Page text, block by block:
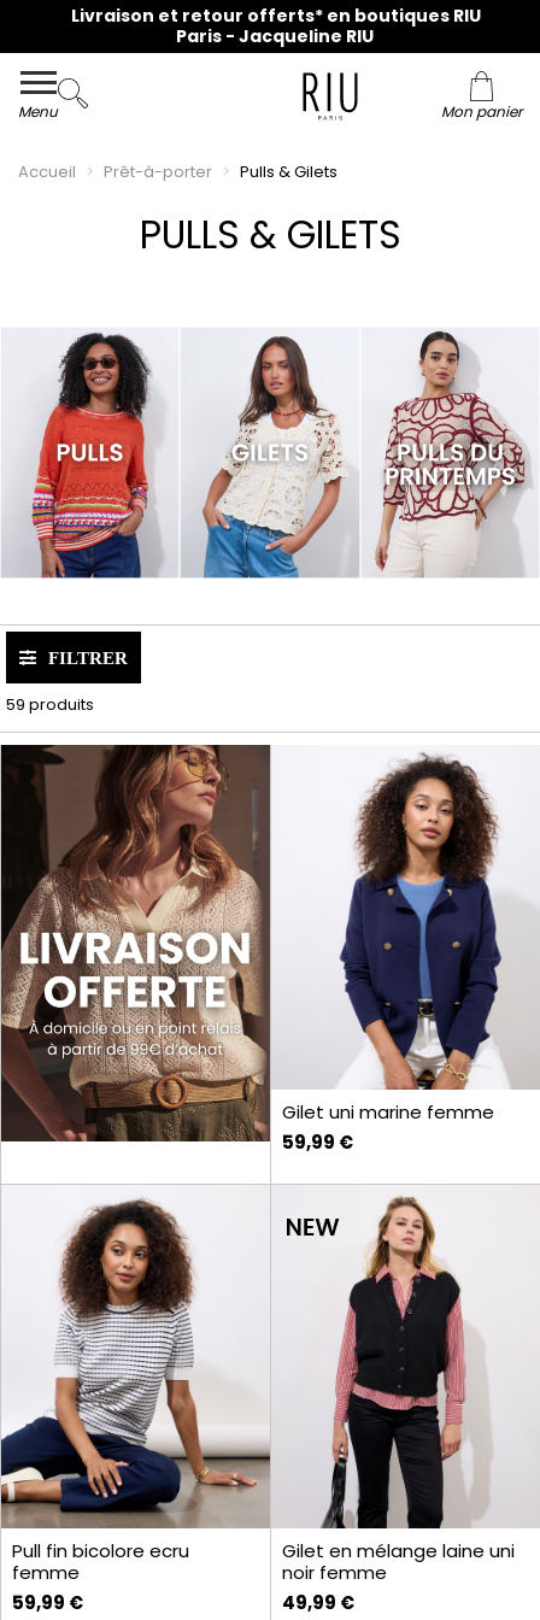
Paris - Jacqueline RIU
Menu Mon panier
Accueil Prêt-à-porter Pulls & Gilets
PULLS & GILETS
FILTRER
59 produits
Gilet uni marine femme
59,99 €
Pull fin bicolore ecru
femme
59,99 €
Gilet en mélange laine uni
noir femme
49,99 €